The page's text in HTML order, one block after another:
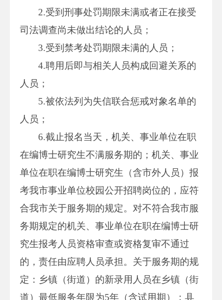
2.受到刑事处罚期限未满或者正在接受
司法调查尚未做出结论的人员；
3.受到禁考处罚期限未满的人员；
4.聘用后即与相关人员构成回避关系的
人员；
5.被依法列为失信联合惩戒对象名单的
人员；
6.截止报名当天，机关、事业单位在职
在编博士研究生不满服务期的；机关、事业
单位在职在编博士研究生（含市外人员）报
考我市事业单位校园公开招聘岗位的，应符
合我市关于服务期的规定。对不符合我市服
务期规定的机关、事业单位在职在编博士研
究生报考人员资格审查或资格复审不通过
的，责任由应聘人员承担。关于服务期的规
定：乡镇（街道）的新录用人员在乡镇（街
道）最低服务年限为5年（含试用期）；县